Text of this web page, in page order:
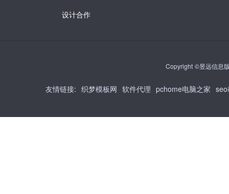
设计合作
Copyright ©昱远信息
友情链接: 织梦模板网 软件代理 pchome电脑之家